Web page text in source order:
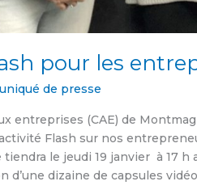
pour les
de presse
entreprises (CAE) de
Flash sur nos
le jeudi 19 janvier à 17
d’une dizaine de capsules